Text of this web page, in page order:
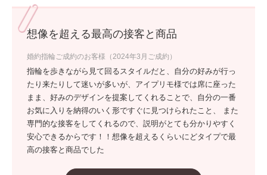
想像を超える最高の接客と商品
婚約指輪ご成約のお客様（2024年3月ご成約）
指輪を歩きながら見て回るスタイルだと、自分の好みが行っ
たり来たりして迷いが多いが、アイプリモ様では席に座った
まま、好みのデザインを提案してくれることで、自分の一番
お気に入りを納得のいく形ですぐに見つけられたこと、 また
専門的な接客をしてくれるので、説明がとても分かりやすく
安心できるからです！！想像を超えるくらいにどタイプで最
高の接客と商品でした